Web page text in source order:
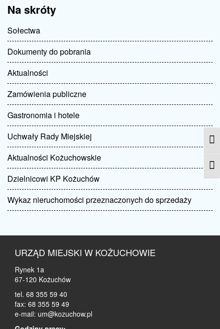
Na skróty
Sołectwa
Dokumenty do pobrania
Aktualności
Zamówienia publiczne
Gastronomia i hotele
Uchwały Rady Miejskiej
Aktualności Kożuchowskie
Dzielnicowi KP Kożuchów
Wykaz nieruchomości przeznaczonych do sprzedaży
URZĄD MIEJSKI W KOŻUCHOWIE
Rynek 1a
67-120 Kożuchów
tel. 68 355 59 40
fax: 68 355 59 49
e-mail: um@kozuchow.pl